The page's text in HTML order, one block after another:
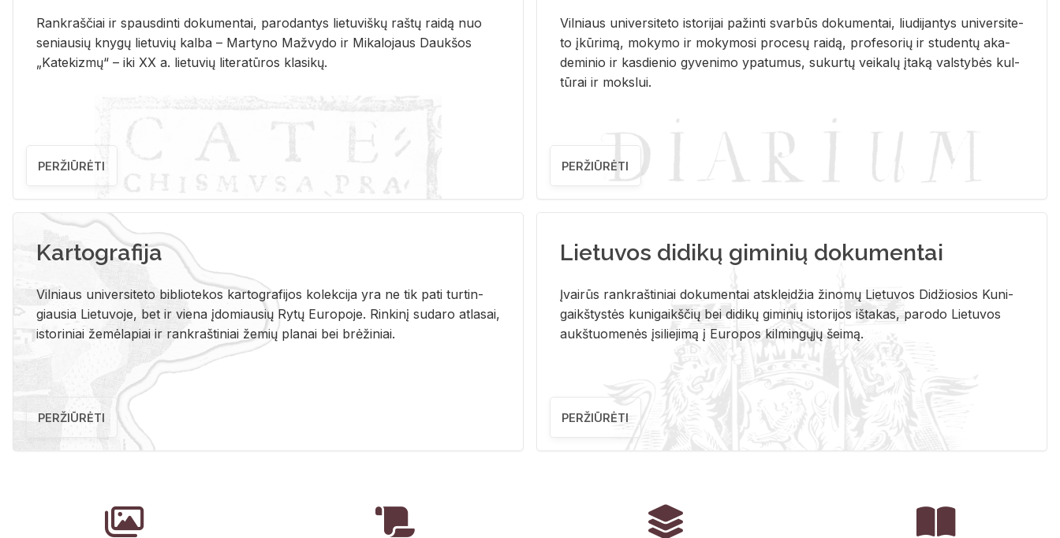
Rank­raš­čiai ir spaus­din­ti do­ku­men­tai, pa­ro­dan­tys lie­tu­viš­kų raš­tų rai­dą nuo
se­niau­sių kny­gų lie­tu­vių kal­ba – Mar­ty­no Ma­žvy­do ir Mi­ka­lo­jaus Dauk­šos
„Ka­te­kiz­mų“ – iki XX a. lie­tu­vių li­te­ra­tū­ros kla­si­kų.
PERŽIŪRĖTI
Vil­niaus uni­ver­si­te­to is­to­ri­jai pa­žin­ti svar­būs do­ku­men­tai, liu­di­jan­tys uni­ver­si­te­
to įkū­ri­mą, mo­ky­mo ir mo­ky­mo­si pro­ce­sų rai­dą, pro­fe­so­rių ir stu­den­tų aka­
de­mi­nio ir kas­die­nio gy­ve­ni­mo ypa­tu­mus, su­kur­tų vei­ka­lų įta­ką vals­ty­bės kul­
tū­rai ir moks­lui.
PERŽIŪRĖTI
Kartografija
Vil­niaus uni­ver­si­te­to bi­b­lio­te­kos kar­to­gra­fi­jos ko­lek­ci­ja yra ne tik pati tur­tin­
giau­sia Lie­tu­vo­je, bet ir vie­na įdo­miau­sių Rytų Eu­ro­po­je. Rin­ki­nį su­da­ro at­la­sai,
is­to­ri­niai že­mė­la­piai ir rank­raš­ti­niai že­mių pla­nai bei brė­ži­niai.
PERŽIŪRĖTI
Lietuvos didikų giminių dokumentai
Įvai­rūs rank­raš­ti­niai do­ku­men­tai at­sklei­džia ži­no­mų Lie­tu­vos Di­džio­sios Ku­ni­
gaikš­tys­tės ku­ni­gaikš­čių bei di­di­kų gi­mi­nių is­to­ri­jos iš­ta­kas, pa­ro­do Lie­tu­vos
aukš­tuo­me­nės įsi­lie­ji­mą į Eu­ro­pos kil­min­gų­jų šei­mą.
PERŽIŪRĖTI